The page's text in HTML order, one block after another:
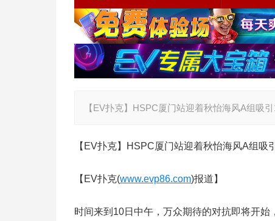
【EV扑克】HSPC厦门站迎着秋怡海风A组吸
【EV扑克】HSPC厦门站迎着秋怡海风A组
【EV扑克(www.evp86.com)报道】
时间来到10日中午，万众期待的对抗即将开